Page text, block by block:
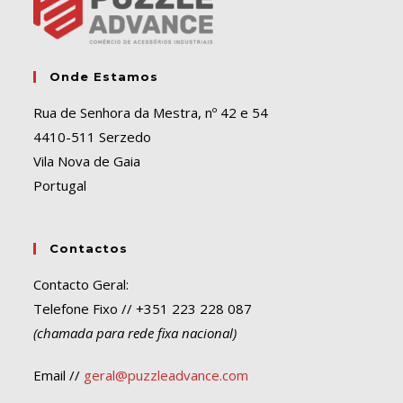
Onde Estamos
Rua de Senhora da Mestra, nº 42 e 54
4410-511 Serzedo
Vila Nova de Gaia
Portugal
Contactos
Contacto Geral:
Telefone Fixo // +351 223 228 087
(chamada para rede fixa nacional)
Email // geral@puzzleadvance.com